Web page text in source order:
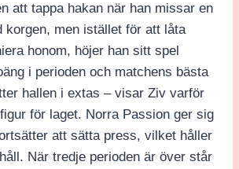
att tappa hakan när han missar en
korgen, men istället för att låta
honom, höjer han sitt spel
i perioden och matchens bästa
hallen i extas – visar Ziv varför
för laget. Norra Passion ger sig
att sätta press, vilket håller
När tredje perioden är över står